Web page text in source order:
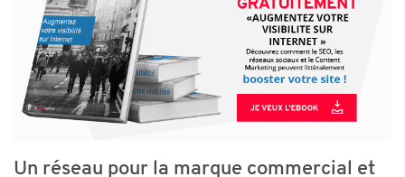
Un réseau pour la marque commercial et